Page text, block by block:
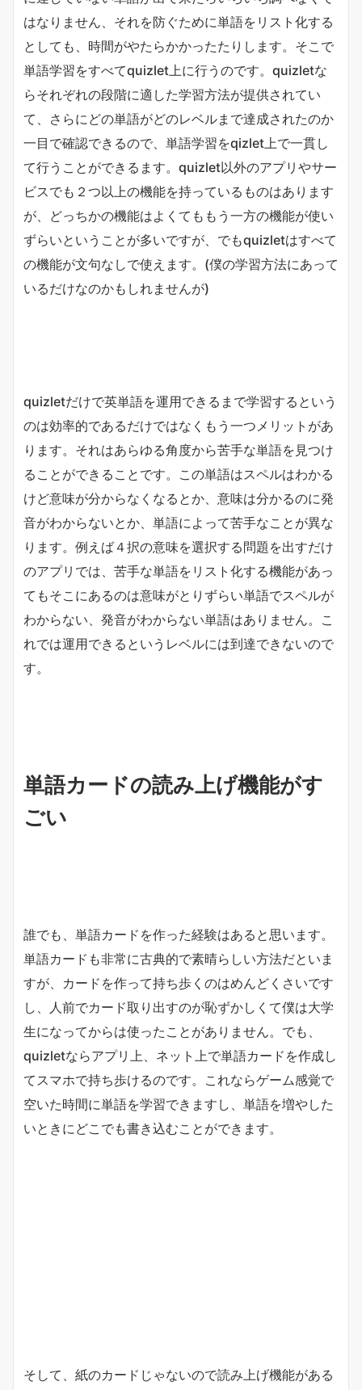
はなりません、それを防ぐために単語をリスト化する
としても、時間がやたらかかったたりします。そこで
単語学習をすべてquizlet上に行うのです。quizletな
らそれぞれの段階に適した学習方法が提供されてい
て、さらにどの単語がどのレベルまで達成されたのか
一目で確認できるので、単語学習をqizlet上で一貫し
て行うことができるます。quizlet以外のアプリやサー
ビスでも２つ以上の機能を持っているものはあります
が、どっちかの機能はよくてももう一方の機能が使い
ずらいということが多いですが、でもquizletはすべて
の機能が文句なしで使えます。(僕の学習方法にあって
いるだけなのかもしれませんが)
quizletだけで英単語を運用できるまで学習するという
のは効率的であるだけではなくもう一つメリットがあ
ります。それはあらゆる角度から苦手な単語を見つけ
ることができることです。この単語はスペルはわかる
けど意味が分からなくなるとか、意味は分かるのに発
音がわからないとか、単語によって苦手なことが異な
ります。例えば４択の意味を選択する問題を出すだけ
のアプリでは、苦手な単語をリスト化する機能があっ
てもそこにあるのは意味がとりずらい単語でスペルが
わからない、発音がわからない単語はありません。こ
れでは運用できるというレベルには到達できないので
す。
単語カードの読み上げ機能がす
ごい
誰でも、単語カードを作った経験はあると思います。
単語カードも非常に古典的で素晴らしい方法だといま
すが、カードを作って持ち歩くのはめんどくさいです
し、人前でカード取り出すのが恥ずかしくて僕は大学
生になってからは使ったことがありません。でも、
quizletならアプリ上、ネット上で単語カードを作成し
てスマホで持ち歩けるのです。これならゲーム感覚で
空いた時間に単語を学習できますし、単語を増やした
いときにどこでも書き込むことができます。
そして、紙のカードじゃないので読み上げ機能がある